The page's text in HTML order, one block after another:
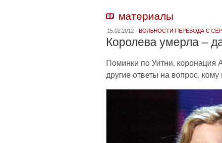
материалы
15.02.2012 · ВОЛЬНОСТИ ПЕРЕВОДА С
Королева умерла –
Поминки по Уитни, коронация
другие ответы на вопрос,